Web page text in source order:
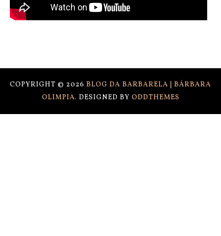
COPYRIGHT © 2026 BLOG DA BARBARELA | BÁRBARA
OLIMPIA. DESIGNED BY ODDTHEMES